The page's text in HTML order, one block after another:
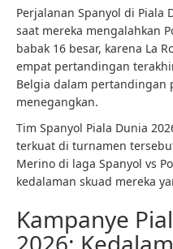
Perjalanan Spanyol di Piala
saat mereka mengalahkan
babak 16 besar, karena La
empat pertandingan
Belgia dalam pertandingan
menegangkan.
Tim Spanyol Piala Dunia
terkuat di turnamen
Merino di laga Spanyol vs
kedalaman skuad mereka
Kampanye